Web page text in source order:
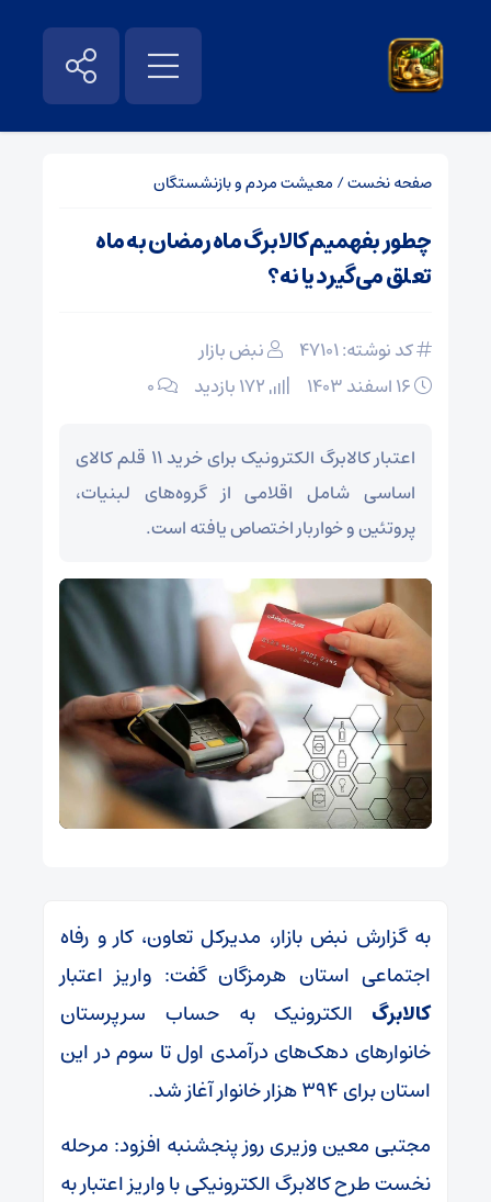
صفحه نخست/ معیشت مردم و بازنشستگان
چطور بفهمیم کالابرگ ماه رمضان به ماه
تعلق می‌گیرد یا نه؟
کد نوشته: 47101
نبض بازار
۰
اعتبار کالابرگ الکترونیک برای خرید ۱۱ قلم کالای
اساسی شامل اقلامی از گروه‌های لبنیات،
پروتئین و خواربار اختصاص یافته است.
به گزارش نبض بازار، مدیرکل تعاون، کار و رفاه
اجتماعی استان هرمزگان گفت: واریز اعتبار
کالابرگ الکترونیک به حساب سرپرستان
خانوارهای دهک‌های درآمدی اول تا سوم در این
استان برای ۳۹۴ هزار خانوار آغاز شد.
مجتبی معین وزیری روز پنجشنبه افزود: مرحله
نخست طرح کالابرگ الکترونیکی با واریز اعتبار به